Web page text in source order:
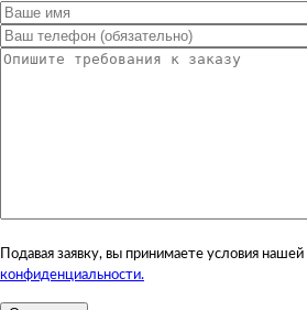
Подавая заявку, вы принимаете условия нашей
конфиденциальности.